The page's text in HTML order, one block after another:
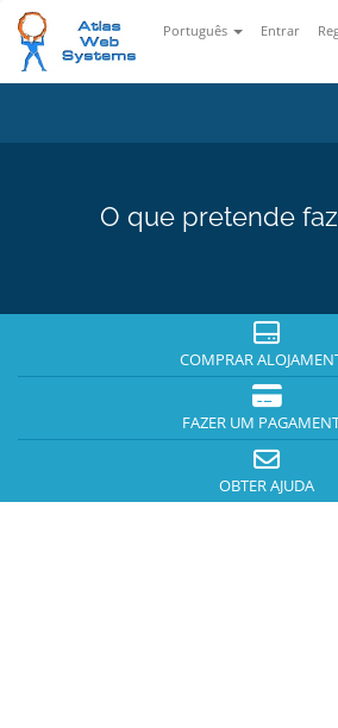
Português Entrar
O que pretende
COMPRAR
FAZER UM
OBTER AJUDA